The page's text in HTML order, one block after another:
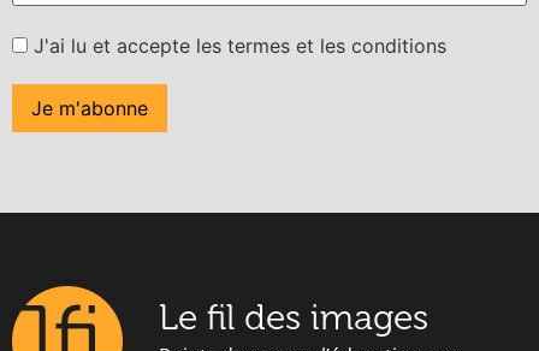
J'ai lu et accepte les termes et les conditions
Le fil des images